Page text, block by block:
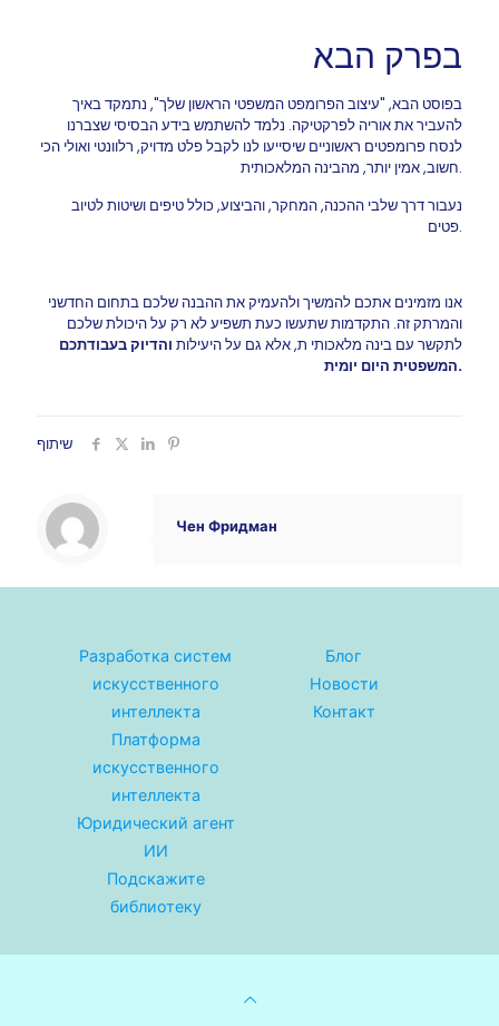
בפרק הבא
בפוסט הבא, "עיצוב הפרומפט המשפטי הראשון שלך", נתמקד באיך
להעביר את אוריה לפרקטיקה. נלמד להשתמש בידע הבסיסי שצברנו
לנסח פרומפטים ראשוניים שיסייעו לנו לקבל פלט מדויק, רלוונטי ואולי הכי
חשוב, אמין יותר, מהבינה המלאכותית.
נעבור דרך שלבי ההכנה, המחקר, והביצוע, כולל טיפים ושיטות לטיוב
פטים.
אנו מזמינים אתכם להמשיך ולהעמיק את ההבנה שלכם בתחום החדשני
והמרתק זה. התקדמות שתעשו כעת תשפיע לא רק על היכולת שלכם
לתקשר עם בינה מלאכותי ת, אלא גם על היעילות והדיוק בעבודתכם
המשפטית היום יומית.
שיתוף
Чен Фридман
Разработка систем
искусственного
интеллекта
Платформа
искусственного
интеллекта
Юридический агент
ИИ
Подскажите
библиотеку
Блог
Новости
Контакт